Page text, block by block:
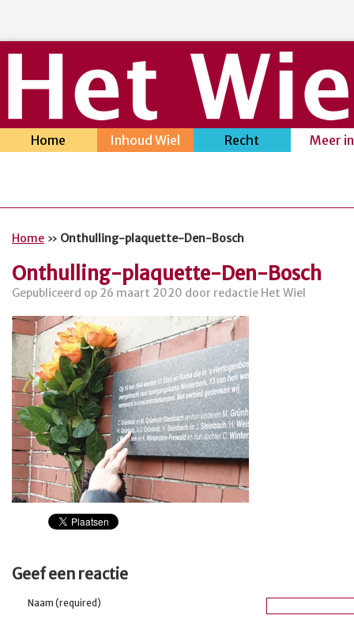
Home Inhoud Wiel Recht Meer
Home » Onthulling-plaquette-Den-Bosch
Onthulling-plaquette-Den-Bosch
Gepubliceerd op 26 maart 2020 door redactie Het Wiel
Geef een reactie
Naam (required)